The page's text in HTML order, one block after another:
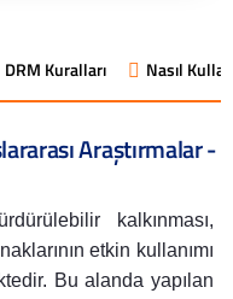
DRM Kuralları Nasıl
Araştırmalar -
kalkınması,
etkin kullanımı
Bu alanda yapılan